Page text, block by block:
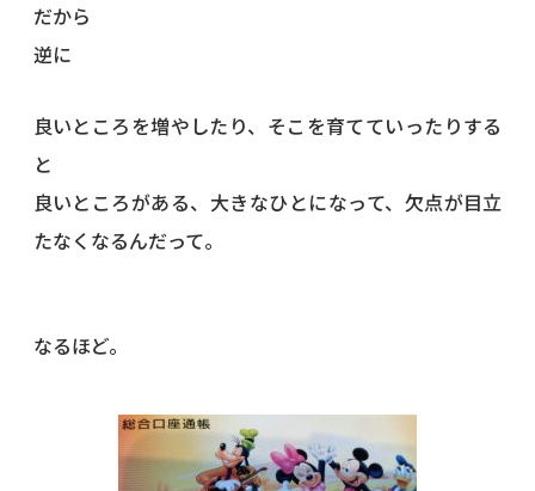
だから
逆に
良いところを増やしたり、そこを育てていったりする
と
良いところがある、大きなひとになって、欠点が目立
たなくなるんだって。
なるほど。